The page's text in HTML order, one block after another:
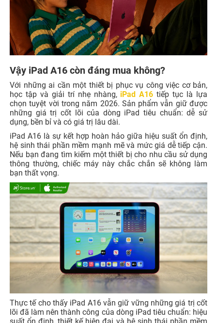
Vậy iPad A16 còn đáng mua không?
Với những ai cần một thiết bị phục vụ công việc cơ bản,
học tập và giải trí nhẹ nhàng, iPad A16 tiếp tục là lựa
chọn tuyệt vời trong năm 2026. Sản phẩm vẫn giữ được
những giá trị cốt lõi của dòng iPad tiêu chuẩn: dễ sử
dụng, bền bỉ và có giá trị lâu dài.
iPad A16 là sự kết hợp hoàn hảo giữa hiệu suất ổn định,
hệ sinh thái phần mềm mạnh mẽ và mức giá dễ tiếp cận.
Nếu bạn đang tìm kiếm một thiết bị cho nhu cầu sử dụng
thông thường, chiếc máy này chắc chắn sẽ không làm
bạn thất vọng.
Thực tế cho thấy iPad A16 vẫn giữ vững những giá trị cốt
lõi đã làm nên thành công của dòng iPad tiêu chuẩn: hiệu